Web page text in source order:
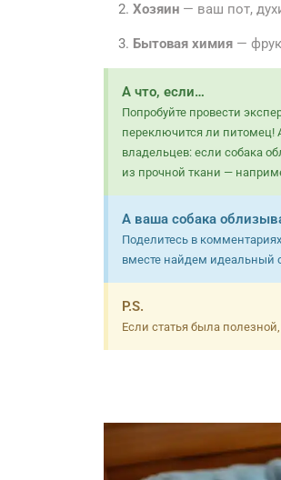
Хозяин — ваш пот,
Бытовая химия —
А что, если…
Попробуйте провести
переключится ли питомец!
владельцев: если собака
из прочной ткани —
А ваша собака
Поделитесь в
вместе найдем идеальный
P.S.
Если статья была